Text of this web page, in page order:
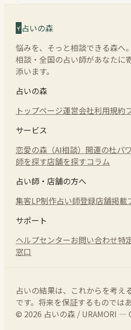
占いの森
悩みを、そっと相談できる森へ
相談・全国の占い師があなたに
添います。
占いの森
トップページ運営会社利用規約
サービス
恋愛の森（AI相談） 開運の杜パ
師を探す店舗を探すコラム
占い師・店舗の方へ
集客LP制作占い師登録店舗掲載
サポート
ヘルプセンターお問い合わせ特
窓口
占いの結果は、これからを考え
です。将来を保証するものでは
© 2026 占いの森 / URAMORI —